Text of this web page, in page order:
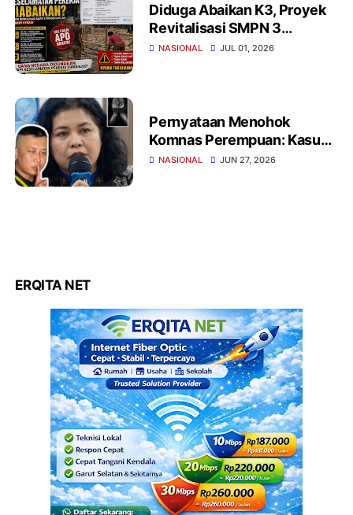
Diduga Abaikan K3, Proyek
Revitalisasi SMPN 3
Panggarangan Sorotan
NASIONAL JUL 01, 2026
Pernyataan Menohok
Komnas Perempuan: Kasus
Dugaan Penyekapan di
NASIONAL JUN 27, 2026
ERQITA NET